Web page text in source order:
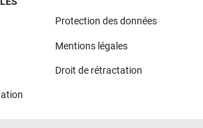
Protection des données
Mentions légales
Droit de rétractation